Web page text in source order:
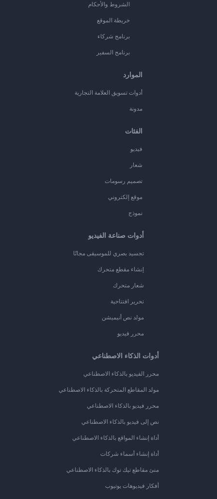
الشروط والأحكام
خريطة الموقع
برنامج شركاء
برنامج السفير
الموارد
أدوات تسويق العلامة التجارية
مدونة
الفئات
فيديو
شعار
تصميم رسومات
موقع إلكتروني
نموذج
أدوات صناعة الفيديو
تجسيد بصري للموسيقى مجانًا
إنشاء مقطع متحرك
شعار متحرك
تحرير افتتاحية
مولد نص أنيميشن
محرر فيديو
أدوات الذكاء الاصطناعي
محرر الفيديو بالذكاء الاصطناعي
مولد المقاطع المتحركة بالذكاء الاصطناعي
محرر فيديو بالذكاء الاصطناعي
نص إلى فيديو بالذكاء الاصطناعي
أداة إنشاء المواقع بالذكاء الاصطناعي
أداة إنشاء أسماء شركات
منئ مقاطع تيك توك بالذكاء الاصطناعي
أفكار فيديوهات يوتيوب